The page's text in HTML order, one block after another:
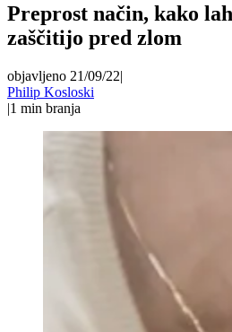
Preprost način, kako
zaščitijo pred zlom
objavljeno 21/09/22|
Philip Kosloski
|1 min branja